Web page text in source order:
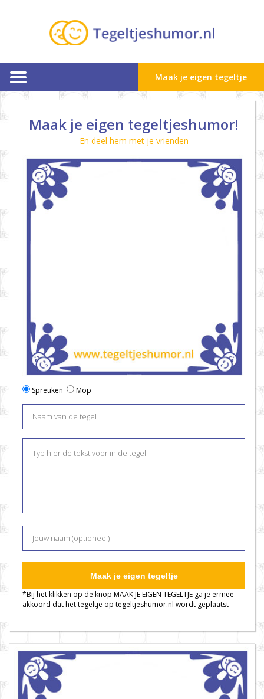
Maak je eigen tegeltje
Maak je eigen tegeltjeshumor!
En deel hem met je vrienden
Spreuken Mop
Maak je eigen tegeltje
*Bij het klikken op de knop MAAK JE EIGEN TEGELTJE ga je ermee
akkoord dat het tegeltje op tegeltjeshumor.nl wordt geplaatst